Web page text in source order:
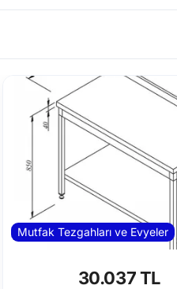
Mutfak Tezgahları ve Evyeler
30.037 TL